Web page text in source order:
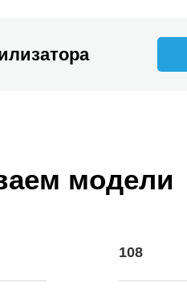
модели
108